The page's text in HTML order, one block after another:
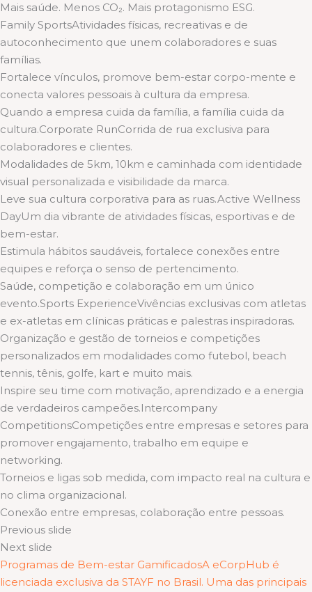
Mais saúde. Menos CO₂. Mais protagonismo ESG.
Family SportsAtividades físicas, recreativas e de
autoconhecimento que unem colaboradores e suas
famílias.
Fortalece vínculos, promove bem-estar corpo-mente e
conecta valores pessoais à cultura da empresa.
Quando a empresa cuida da família, a família cuida da
cultura.Corporate RunCorrida de rua exclusiva para
colaboradores e clientes.
Modalidades de 5km, 10km e caminhada com identidade
visual personalizada e visibilidade da marca.
Leve sua cultura corporativa para as ruas.Active Wellness
DayUm dia vibrante de atividades físicas, esportivas e de
bem-estar.
Estimula hábitos saudáveis, fortalece conexões entre
equipes e reforça o senso de pertencimento.
Saúde, competição e colaboração em um único
evento.Sports ExperienceVivências exclusivas com atletas
e ex-atletas em clínicas práticas e palestras inspiradoras.
Organização e gestão de torneios e competições
personalizados em modalidades como futebol, beach
tennis, tênis, golfe, kart e muito mais.
Inspire seu time com motivação, aprendizado e a energia
de verdadeiros campeões.Intercompany
CompetitionsCompetições entre empresas e setores para
promover engajamento, trabalho em equipe e
networking.
Torneios e ligas sob medida, com impacto real na cultura e
no clima organizacional.
Conexão entre empresas, colaboração entre pessoas.
Previous slide
Next slide
Programas de Bem-estar GamificadosA eCorpHub é
licenciada exclusiva da STAYF no Brasil. Uma das principais